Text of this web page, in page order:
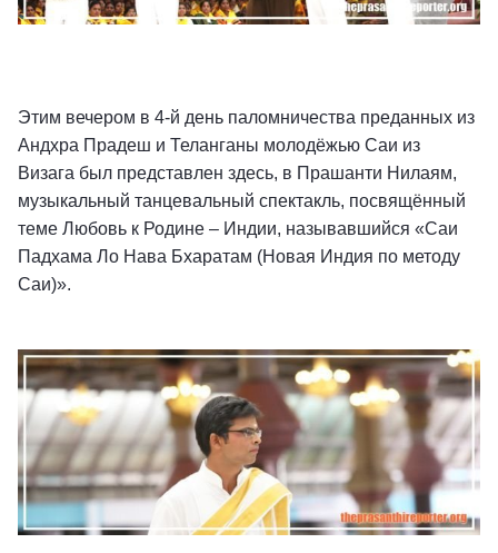
Этим вечером в 4-й день паломничества преданных из
Андхра Прадеш и Теланганы молодёжью Саи из
Визага был представлен здесь, в Прашанти Нилаям,
музыкальный танцевальный спектакль, посвящённый
теме Любовь к Родине – Индии, называвшийся «Саи
Падхама Ло Нава Бхаратам (Новая Индия по методу
Саи)».